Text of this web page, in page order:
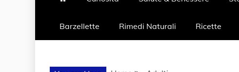
Barzellette Rimedi Naturali Ricette